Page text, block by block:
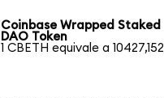
Coinbase Wrapped Staked
DAO Token
1 CBETH equivale a